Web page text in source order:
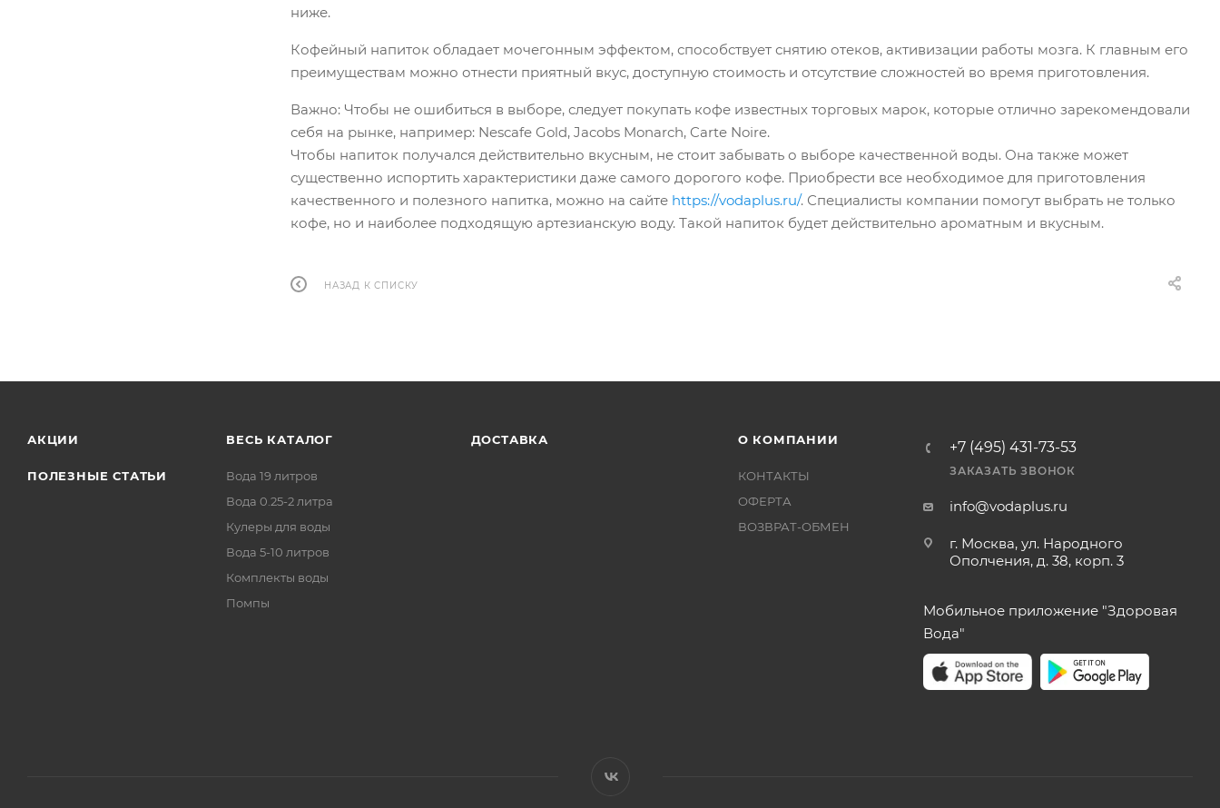
ниже.
Кофейный напиток обладает мочегонным эффектом, способствует снятию отеков, активизации работы мозга. К главным его
преимуществам можно отнести приятный вкус, доступную стоимость и отсутствие сложностей во время приготовления.
Важно: Чтобы не ошибиться в выборе, следует покупать кофе известных торговых марок, которые отлично зарекомендовали
себя на рынке, например: Nescafe Gold, Jacobs Monarch, Carte Noire.
Чтобы напиток получался действительно вкусным, не стоит забывать о выборе качественной воды. Она также может
существенно испортить характеристики даже самого дорогого кофе. Приобрести все необходимое для приготовления
качественного и полезного напитка, можно на сайте https://vodaplus.ru/. Специалисты компании помогут выбрать не только
кофе, но и наиболее подходящую артезианскую воду. Такой напиток будет действительно ароматным и вкусным.
НАЗАД К СПИСКУ
АКЦИИ
ПОЛЕЗНЫЕ СТАТЬИ
ВЕСЬ КАТАЛОГ
Вода 19 литров
Вода 0.25-2 литра
Кулеры для воды
Вода 5-10 литров
Комплекты воды
Помпы
ДОСТАВКА О КОМПАНИИ
КОНТАКТЫ
ОФЕРТА
ВОЗВРАТ-ОБМЕН
+7 (495) 431-73-53
ЗАКАЗАТЬ ЗВОНОК
info@vodaplus.ru
г. Москва, ул. Народного
Ополчения, д. 38, корп. 3
Мобильное приложение "Здоровая
Вода"